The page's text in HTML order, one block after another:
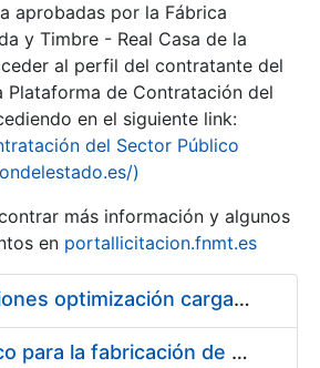
aprobadas por la Fábrica
y Timbre - Real Casa de la
al perfil del contratante del
Plataforma de Contratación del
en el siguiente link:
del Sector Público
)
más información y algunos
en portallicitacion.fnmt.es
Pliego condiciones optimización cargas compras firmado
Acuerdo marco para la fabricación de piezas